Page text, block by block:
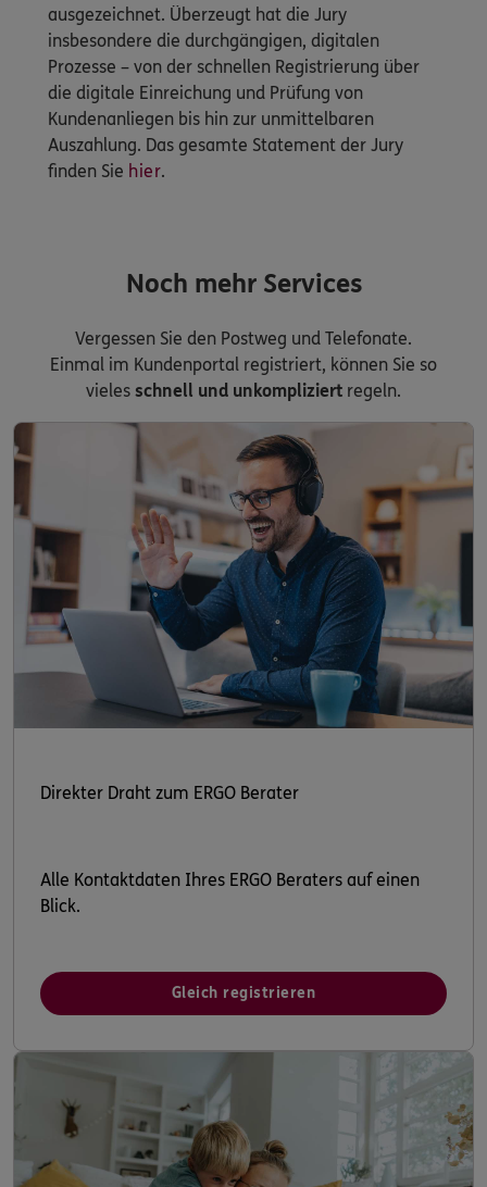
ausgezeichnet. Überzeugt hat die Jury
insbesondere die durchgängigen, digitalen
Prozesse – von der schnellen Registrierung über
die digitale Einreichung und Prüfung von
Kundenanliegen bis hin zur unmittelbaren
Auszahlung. Das gesamte Statement der Jury
finden Sie hier.
Noch mehr Services
Vergessen Sie den Postweg und Telefonate.
Einmal im Kundenportal registriert, können Sie so
vieles schnell und unkompliziert regeln.
Direkter Draht zum ERGO Berater
Alle Kontaktdaten Ihres ERGO Beraters auf einen
Blick.
Gleich registrieren